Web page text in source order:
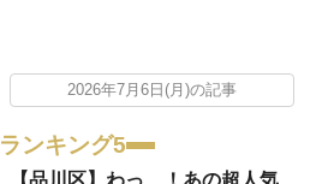
2026年7月6日(月)の記事
ランキング5